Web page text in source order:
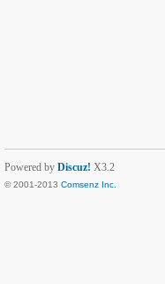
Powered by Discuz! X3.2
© 2001-2013 Comsenz Inc.